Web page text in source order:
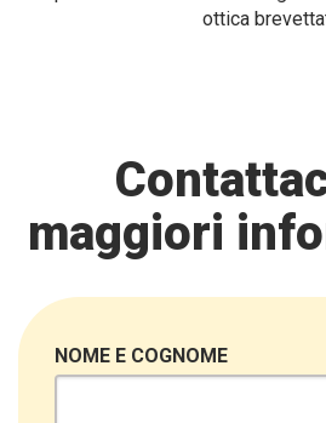
ottica
maggiori
NOME E COGNOME